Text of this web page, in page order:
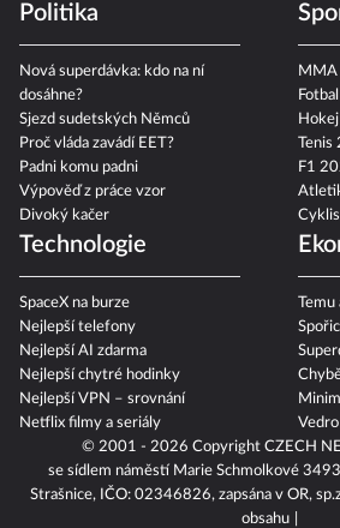
Politika
Nová superdávka: kdo na ní
dosáhne?
Sjezd sudetských Němců
Proč vláda zavádí EET?
Padni komu padni
Výpověď z práce vzor
Divoký kačer
MMA
F1
Technologie
SpaceX na burze
Nejlepší telefony
Nejlepší AI zdarma
Nejlepší chytré hodinky
Nejlepší VPN – srovnání
Netflix filmy a seriály
© 2001 - 2026 Copyright CZECH
se sídlem náměstí Marie Schmolkové
Strašnice, IČO: 02346826, zapsána v OR,
obsahu